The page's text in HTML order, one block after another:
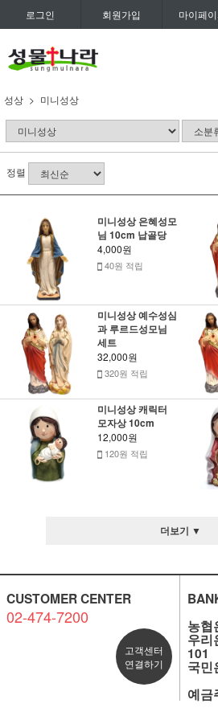
로그인 회원가입 마이페
성상 미니성상
정렬
미니성상 은혜성모
님 10cm 납골당
4,000원
40원 적립
미니성상 예수성심
과 루르드성모님
세트
32,000원
320원 적립
미니성상 캐릭터
모자상 10cm
12,000원
120원 적립
더보기 ▼
CUSTOMER CENTER
02-474-7200
고객센터
연결하기
농협
우리
101
국민
예금